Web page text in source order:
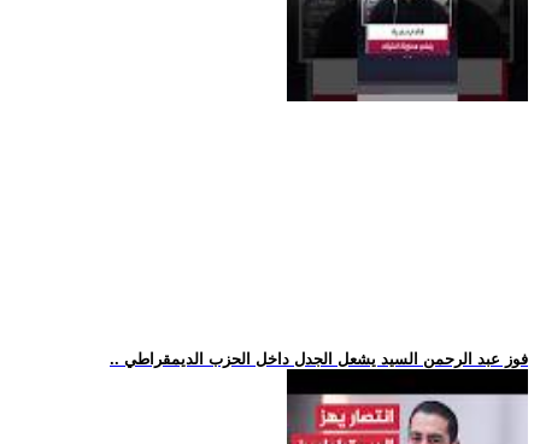
.. فوز عبد الرحمن السيد يشعل الجدل داخل الحزب الديمقراطي